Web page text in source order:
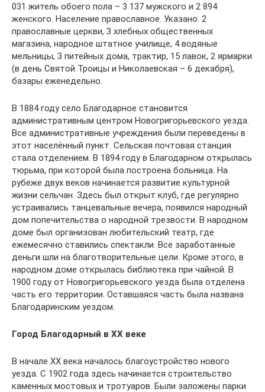
031 житель обоего пола – 3 137 мужского и 2 894
женского. Население православное. Указано: 2
православные церкви, 3 хлебных общественных
магазина, народное штатное училище, 4 водяные
мельницы, 3 питейных дома, трактир, 15 лавок, 2 ярмарки
(в день Святой Троицы и Николаевская – 6 декабря),
базары еженедельно.
В 1884 году село Благодарное становится
административным центром Новогригорьевского уезда.
Все административные учреждения были переведены в
этот населённый пункт. Сельская почтовая станция
стала отделением. В 1894 году в Благодарном открылась
тюрьма, при которой была построена больница. На
рубеже двух веков начинается развитие культурной
жизни сельчан. Здесь был открыт клуб, где регулярно
устраивались танцевальные вечера, появился народный
дом попечительства о народной трезвости. В народном
доме был организован любительский театр, где
ежемесячно ставились спектакли. Все заработанные
деньги шли на благотворительные цели. Кроме этого, в
народном доме открылась библиотека при чайной. В
1900 году от Новогригорьевского уезда была отделена
часть его территории. Оставшаяся часть была названа
Благодаринским уездом.
Город Благодарный в XX веке
В начале XX века началось благоустройство нового
уезда. С 1902 года здесь начинается строительство
каменных мостовых и тротуаров. Были заложены парки